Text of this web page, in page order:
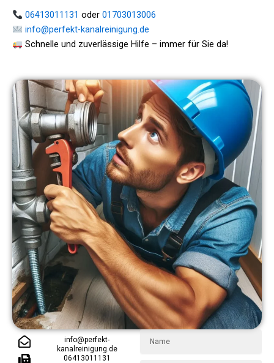
Name
info@perfekt-
kanalreinigung.de
06413011131
06413011131 oder 01703013006
info@perfekt-kanalreinigung.de
Schnelle und zuverlässige Hilfe – immer für Sie da!